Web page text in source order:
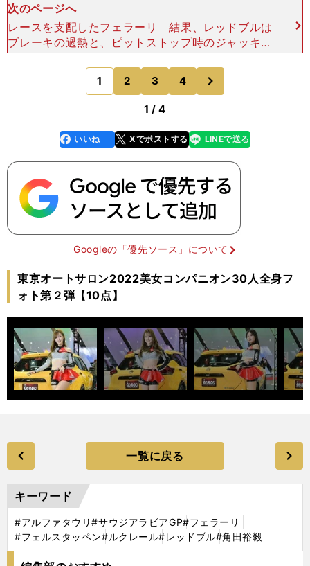
次のページへ
レースを支配したフェラーリ 結果、レッドブルは
ブレーキの過熱と、ピットストップ時のジャッキダ
ウンによるトラックロッド湾曲で、ステアリングが
不安定になる。それらトラブルを抱えた末、最後は
２台ともに燃料
1 2 3 4
のページへ
1 / 4
faceboo
k
いいね Xでポストする
line LINEで送る
Googleの「優先ソース」について
東京オートサロン2022美女コンパニオン30人全身フ
ォト第２弾【10点】
一覧に戻る
キーワード
#アルファタウリ#サウジアラビアGP#フェラーリ
#フェルスタッペン#ルクレール#レッドブル#角田裕毅